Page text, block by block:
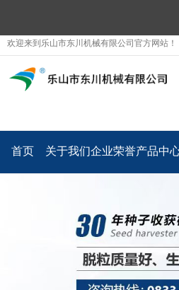
欢迎来到乐山市东川机械有限公司官方网站！
首页 关于我们企业荣誉产品中